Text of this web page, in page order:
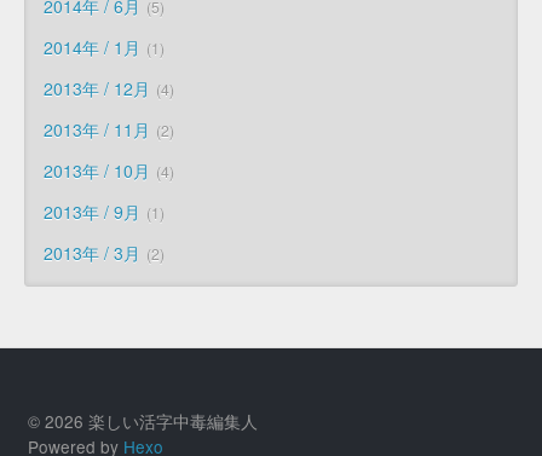
2014年 / 6月 5
2014年 / 1月 1
2013年 / 12月 4
2013年 / 11月 2
2013年 / 10月 4
2013年 / 9月 1
2013年 / 3月 2
© 2026 楽しい活字中毒編集人
Powered by Hexo